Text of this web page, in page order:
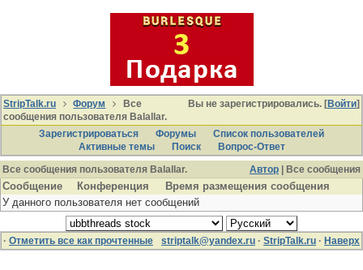
Вы не зарегистрировались. [Войти]
StripTalk.ru Форум
Все
сообщения пользователя Balallar.
Зарегистрироваться
Форумы
Список пользователей
Активные темы
Поиcк
Вопрос-Ответ
Автор | Все сообщения
Все сообщения пользователя Balallar.
Сообщение Конференция
Время размещения сообщения
У данного пользователя нет сообщений
· Отметить все как прочтенные striptalk@yandex.ru · StripTalk.ru · Наверх